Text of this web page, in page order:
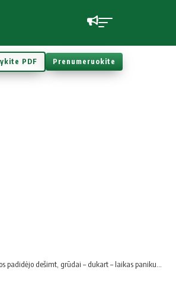
PDF Prenumeruokite
dešimt, grūdai – dukart – laikas panikuoti ar išmokti planuoti?